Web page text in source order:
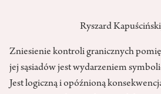
Ryszard
Zniesienie kontroli granicznych
jej sąsiadów jest wydarzeniem
Jest logiczną i opóźnioną